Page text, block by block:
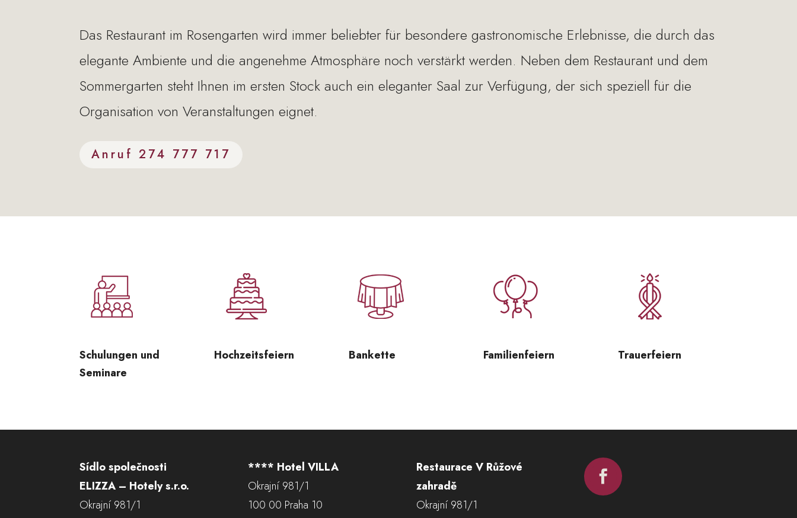
Das Restaurant im Rosengarten wird immer beliebter für besondere gastronomische Erlebnisse, die durch das
elegante Ambiente und die angenehme Atmosphäre noch verstärkt werden. Neben dem Restaurant und dem
Sommergarten steht Ihnen im ersten Stock auch ein eleganter Saal zur Verfügung, der sich speziell für die
Organisation von Veranstaltungen eignet.
Anruf 274 777 717
Schulungen und
Seminare
Hochzeitsfeiern Bankette Familienfeiern Trauerfeiern
Sídlo společnosti
ELIZZA – Hotely s.r.o.
Okrajní 981/1
**** Hotel VILLA
Okrajní 981/1
100 00 Praha 10
Restaurace V Růžové
zahradě
Okrajní 981/1
